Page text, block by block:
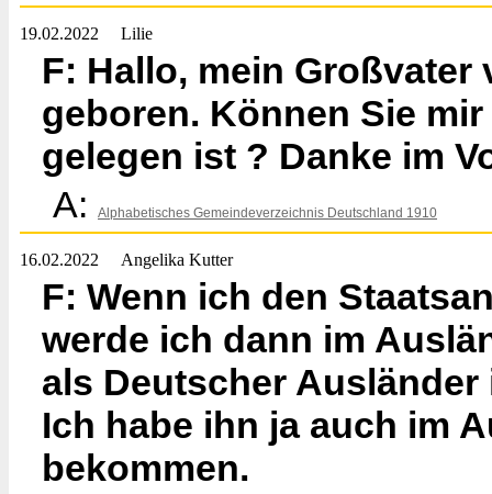
19.02.2022 Lilie
F: Hallo, mein
geboren. Können Sie
gelegen ist ? Danke im
A:
Alphabetisches Gemeindeverzeichnis Deutschland 1910
16.02.2022 Angelika Kutter
F: Wenn ich den
werde ich dann im
als Deutscher
Ich habe ihn ja auch im
bekommen.